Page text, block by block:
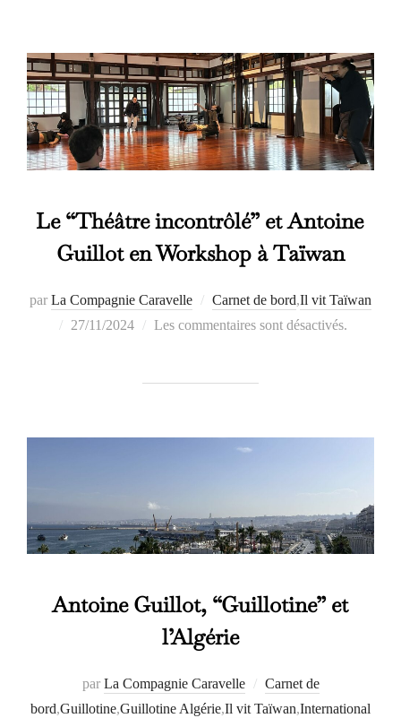
Le “Théâtre incontrôlé” et Antoine
Guillot en Workshop à Taïwan
par La Compagnie Caravelle Carnet de bord,Il vit Taïwan
Publié
27/11/2024 Les commentaires sont désactivés.
Antoine Guillot, “Guillotine” et
l’Algérie
par La Compagnie Caravelle
Carnet de
bord,Guillotine,Guillotine Algérie,Il vit Taïwan,International